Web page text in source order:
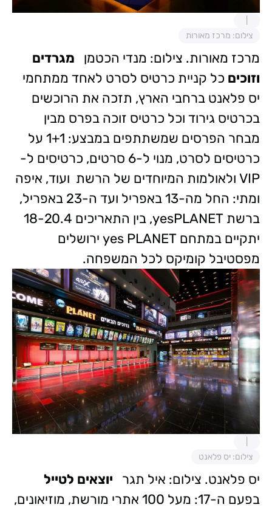
צילום: מרכז מאורות
מרכז מאורות. צילום: מנדי הכטמן מגרדים
וזוכים כל קניית כרטיס לסרט לאחד ממתחמי
יס פלאנט ברחבי הארץ, תזכה את הרוכשים
בכרטיס גירוד וכל כרטיס זוכה בפרס מבין
מבחר הפרסים שמשתתפים במבצע: 1+1 על
כרטיסים לסרט, מנוי ל-6 סרטים, כרטיסים ל-
VIP ולאולמות המיוחדים של הרשת ועוד, איפה
ומתי: החל מה-13 באפריל ועד ה-23 באפריל,
ברשת yesPLANET, בין התאריכים 18-20.4
יתקיים במתחם yes PLANET ירושלים
מפסטיבל קומיקס לכל המשפחה.
צילום: יס פלאנט
יס פלאנט. צילום: איל תגר יוצאים לטייל
בפעם ה-17: מעל 100 אתרי מורשת, מוזיאונים,